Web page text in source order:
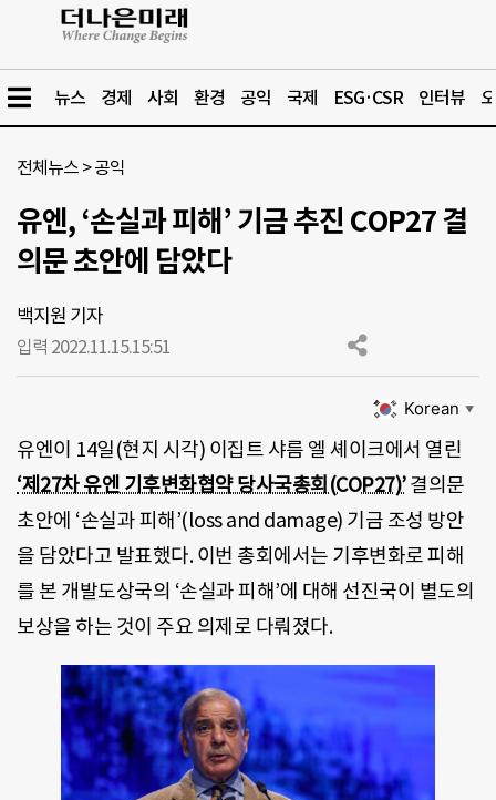
뉴스 경제 사회 환경 공익 국제 ESG·CSR 인터뷰
전체뉴스 >공익
유엔, ‘손실과 피해’ 기금 추진 COP27 결
의문 초안에 담았다
백지원 기자
입력 2022.11.15.15:51
Korean ▼
유엔이 14일(현지 시각) 이집트 샤름 엘 셰이크에서 열린
‘제27차 유엔 기후변화협약 당사국총회(COP27)’결의문
초안에 ‘손실과 피해’(loss and damage) 기금 조성 방안
을 담았다고 발표했다. 이번 총회에서는 기후변화로 피해
를 본 개발도상국의 ‘손실과 피해’에 대해 선진국이 별도의
보상을 하는 것이 주요 의제로 다뤄졌다.